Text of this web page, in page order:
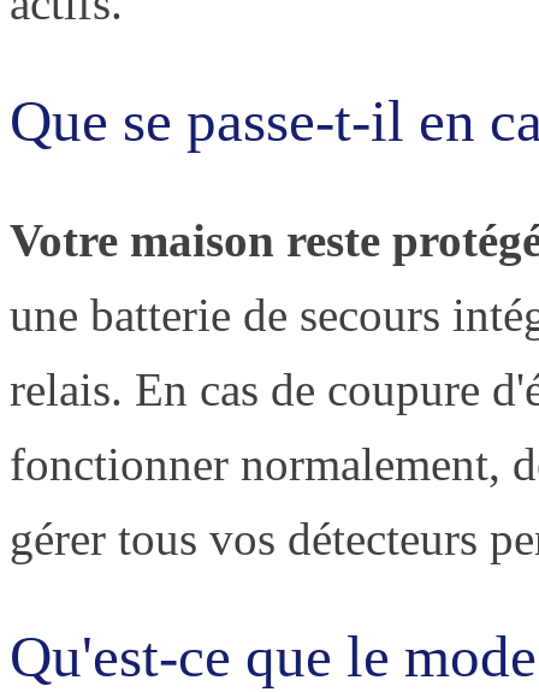
Que se passe-t-il en
Votre maison reste
une batterie de secours
relais. En cas de coupure
fonctionner normalement,
gérer tous vos détecteurs
Qu'est-ce que le